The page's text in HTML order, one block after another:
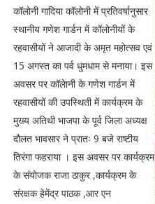
कॉलोनी गादिया कॉलोनी में प्रतिवर्षानुसार
स्थानीय गणेश गार्डन में कॉलोनीयों के
रहवासीयों ने आजादी के अमृत महोत्सव एवं
15 अगस्त का पर्व धुमधाम से मनाया। इस
अवसर पर कॉलेानी के गणेश गार्डन में
रहवासीयों की उपस्थिती में कार्यक्रम के
मुख्य अतिथी भाजपा के पूर्व जिला अध्यक्ष
दौलत भावसार ने प्रातः 9 बजे राष्टीय
तिरंगा फहराया । इस अवसर पर कार्यक्रम
के संयोजक राजा ठाकुर ,कार्यक्रम के
संरक्षक हेमेंद्र पाठक ,आर एन